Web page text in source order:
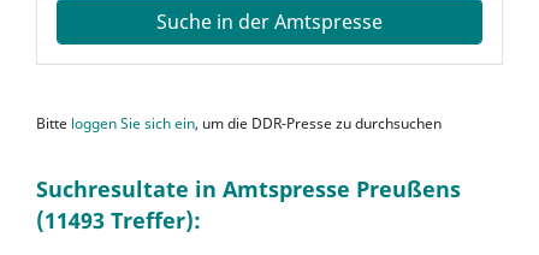
Suche in der Amtspresse
Bitte loggen Sie sich ein, um die DDR-Presse zu durchsuchen
Suchresultate in Amtspresse Preußens
(11493 Treffer):